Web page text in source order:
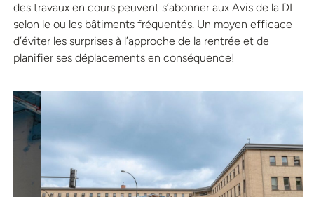
des travaux en cours peuvent s’abonner aux Avis de la DI
selon le ou les bâtiments fréquentés. Un moyen efficace
d’éviter les surprises à l’approche de la rentrée et de
planifier ses déplacements en conséquence!